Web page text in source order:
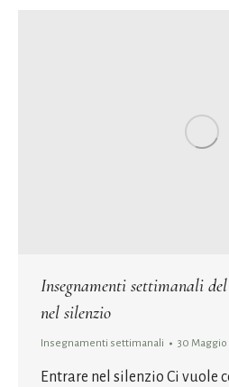
Insegnamenti settimanali
nel silenzio
Insegnamenti settimanali 30 Maggio
Entrare nel silenzio Ci vuole